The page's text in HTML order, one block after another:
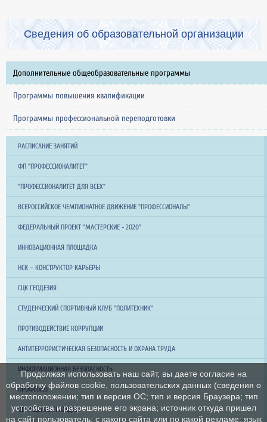
Сведения об образовательной организации
Дополнительные общеобразовательные программы
Программы повышения квалификации
Программы профессиональной переподготовки
РАСПИСАНИЕ ЗАНЯТИЙ
ФП "ПРОФЕССИОНАЛИТЕТ"
"ПРОФЕССИОНАЛИТЕТ ДЛЯ ВСЕХ"
ВСЕРОССИЙСКОЕ ЧЕМПИОНАТНОЕ ДВИЖЕНИЕ "ПРОФЕССИОНАЛЫ"
ФЕДЕРАЛЬНЫЙ ПРОЕКТ "МАСТЕРСКИЕ - 2020"
ИННОВАЦИОННАЯ ПЛОЩАДКА
НСК – КОНСТРУКТОР КАРЬЕРЫ
СЦК ГЕОДЕЗИЯ
СТУДЕНЧЕСКИЙ СПОРТИВНЫЙ КЛУБ "ПОЛИТЕХНИК"
ПРОТИВОДЕЙСТВИЕ КОРРУПЦИИ
АНТИТЕРРОРИСТИЧЕСКАЯ БЕЗОПАСНОСТЬ И ОХРАНА ТРУДА
ИНФОРМАЦИОННАЯ БЕЗОПАСНОСТЬ
ПРОФСОЮЗ
ОБРАЩЕНИЕ ГРАЖДАН
Продолжая использовать наш сайт, вы даете согласие на
обработку файлов cookie, пользовательских данных (сведения о
местоположении; тип и версия ОС; тип и версия Браузера; тип
устройства и разрешение его экрана; источник откуда пришел
на сайт пользователь; с какого сайта или по какой рекламе; язык